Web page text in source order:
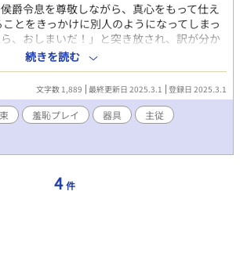
爵令息を尊敬しながら、真心をもって仕え
とをきっかけに別人のようになってしまっ
、おしまいだ！」と突き放され、訳が分か
のようになって坊っちゃまに魔の手
もののBL小説。R18。 溺愛する？執事×転
。 こちらは試し読みになります。 各サイトで
詳細を知れるブログのリンクは↓にありま
続きを読む
文字数 1,889 最終更新日 2025.3.1 登録日 2025.3.1
羞恥プレイ 器具
主従
4 件